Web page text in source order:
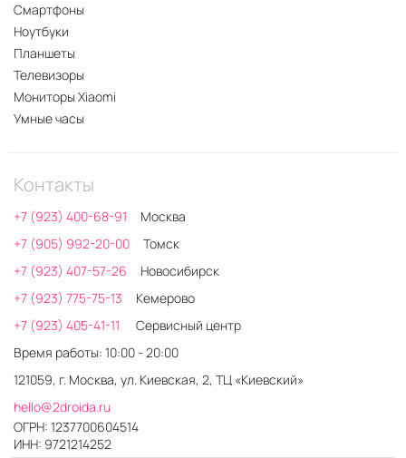
Смартфоны
Ноутбуки
Планшеты
Телевизоры
Мониторы Xiaomi
Умные часы
Контакты
+7 (923) 400-68-91
Москва
+7 (905) 992-20-00
Томск
+7 (923) 407-57-26
Новосибирск
+7 (923) 775-75-13
Кемерово
+7 (923) 405-41-11
Сервисный центр
Время работы: 10:00 - 20:00
121059, г. Москва, ул. Киевская, 2, ТЦ «Киевский»
hello@2droida.ru
ОГРН: 1237700604514
ИНН: 9721214252